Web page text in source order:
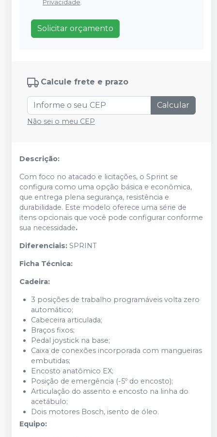
Privacidade.
Solicitar orçamento
Calcule frete e prazo
Calcular
Não sei o meu CEP
Descrição:
Com foco no atacado e licitações, o Sprint se
configura como uma opção básica e econômica,
que entrega plena segurança, resistência e
durabilidade. Este modelo oferece uma série de
itens opcionais que você pode configurar conforme
sua necessidade.
Diferenciais: SPRINT
Ficha Técnica:
Cadeira:
3 posições de trabalho programáveis volta zero
automático;
Cabeceira articulada;
Braços fixos;
Pedal joystick na base;
Caixa de conexões incorporada com mangueiras
embutidas;
Encosto anatômico EX;
Posição de emergência (-5º do encosto);
Articulação do assento e encosto na linha do
acetábulo;
Dois motores Bosch, isento de óleo.
Equipo: